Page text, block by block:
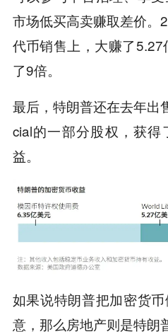
市场低买高卖赚取差价。
代币销售上，大赚了
了9倍。
最后，特朗普还在去年出
cial的一部分股权，获
益。
如果说特朗普把加密货
意，那么房地产则是特朗